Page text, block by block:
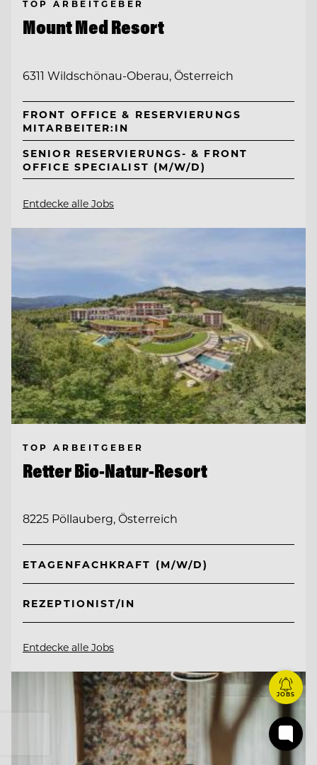
TOP ARBEITGEBER
Mount Med Resort
6311 Wildschönau-Oberau, Österreich
FRONT OFFICE & RESERVIERUNGS
MITARBEITER:IN
SENIOR RESERVIERUNGS- & FRONT
OFFICE SPECIALIST (M/W/D)
Entdecke alle Jobs
TOP ARBEITGEBER
Retter Bio-Natur-Resort
8225 Pöllauberg, Österreich
ETAGENFACHKRAFT (M/W/D)
REZEPTIONIST/IN
Entdecke alle Jobs
JOBS